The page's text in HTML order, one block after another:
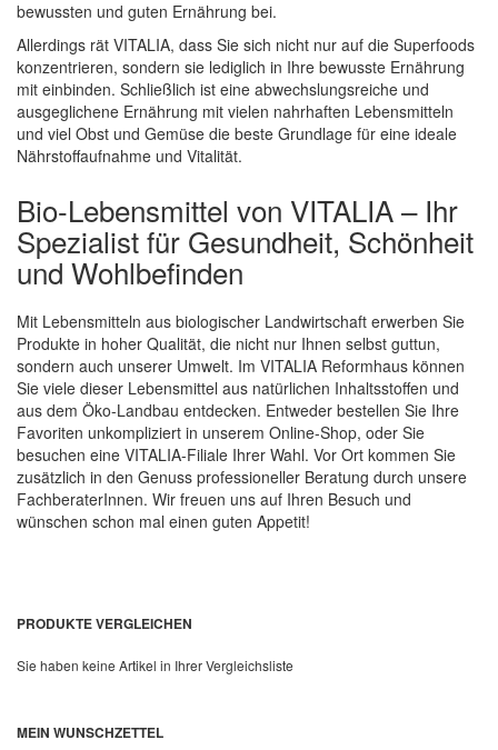
bewussten und guten Ernährung bei.
Allerdings rät VITALIA, dass Sie sich nicht nur auf die Superfoods
konzentrieren, sondern sie lediglich in Ihre bewusste Ernährung
mit einbinden. Schließlich ist eine abwechslungsreiche und
ausgeglichene Ernährung mit vielen nahrhaften Lebensmitteln
und viel Obst und Gemüse die beste Grundlage für eine ideale
Nährstoffaufnahme und Vitalität.
Bio-Lebensmittel von VITALIA – Ihr
Spezialist für Gesundheit, Schönheit
und Wohlbefinden
Mit Lebensmitteln aus biologischer Landwirtschaft erwerben Sie
Produkte in hoher Qualität, die nicht nur Ihnen selbst guttun,
sondern auch unserer Umwelt. Im VITALIA Reformhaus können
Sie viele dieser Lebensmittel aus natürlichen Inhaltsstoffen und
aus dem Öko-Landbau entdecken. Entweder bestellen Sie Ihre
Favoriten unkompliziert in unserem Online-Shop, oder Sie
besuchen eine VITALIA-Filiale Ihrer Wahl. Vor Ort kommen Sie
zusätzlich in den Genuss professioneller Beratung durch unsere
FachberaterInnen. Wir freuen uns auf Ihren Besuch und
wünschen schon mal einen guten Appetit!
PRODUKTE VERGLEICHEN
Sie haben keine Artikel in Ihrer Vergleichsliste
MEIN WUNSCHZETTEL